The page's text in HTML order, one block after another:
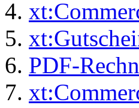
PDF-